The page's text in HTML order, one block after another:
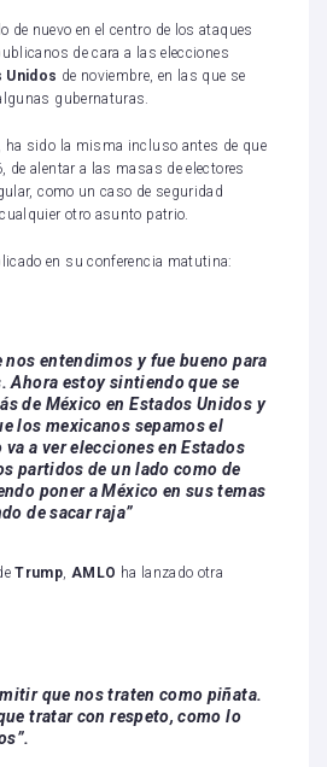
de nuevo en el centro de los ataques
de cara a las elecciones
Unidos de noviembre, en las que se
gubernaturas.
ha sido la misma incluso antes de que
de alentar a las masas de electores
como un caso de seguridad
otro asunto patrio.
en su conferencia matutina:
nos entendimos y fue bueno para
Ahora estoy sintiendo que se
de México en Estados Unidos y
los mexicanos sepamos el
va a ver elecciones en Estados
partidos de un lado como de
poner a México en sus temas
de sacar raja”
Trump, AMLO ha lanzado otra
que nos traten como piñata.
tratar con respeto, como lo